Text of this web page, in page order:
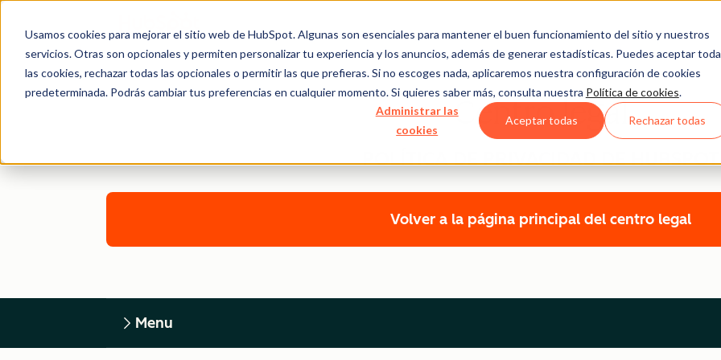
Usamos cookies para mejorar el sitio web de HubSpot. Algunas son esenciales para mantener el buen funcionamiento del sitio y nuestros
servicios. Otras son opcionales y permiten personalizar tu experiencia y los anuncios, además de generar estadísticas. Puedes aceptar
las cookies, rechazar todas las opcionales o permitir las que prefieras. Si no escoges nada, aplicaremos nuestra configuración de cookies
predeterminada. Podrás cambiar tus preferencias en cualquier momento. Si quieres saber más, consulta nuestra Política de cookies.
Administrar las
cookies
Aceptar todas Rechazar todas
Centro legal
POLÍTICA DE PRIVACIDAD DE HUBSPOT
Volver a la página principal del centro legal
Menu